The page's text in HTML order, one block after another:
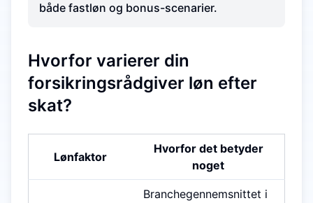
både fastløn og bonus-scenarier.
Hvorfor varierer din
forsikringsrådgiver løn efter
skat?
Lønfaktor
Hvorfor det betyder
noget
Branchegennemsnittet i